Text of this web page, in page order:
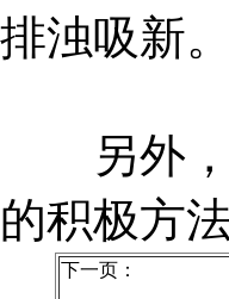
排浊吸新。
另外，
的积极方
下一页：